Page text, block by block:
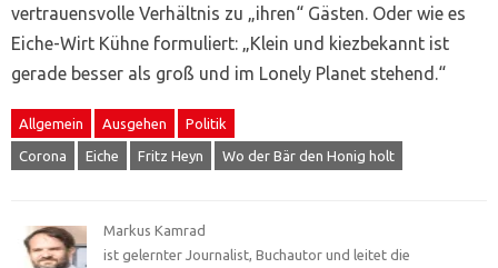
vertrauensvolle Verhältnis zu „ihren“ Gästen. Oder wie es
Eiche-Wirt Kühne formuliert: „Klein und kiezbekannt ist
gerade besser als groß und im Lonely Planet stehend.“
Allgemein Ausgehen Politik
Corona Eiche Fritz Heyn Wo der Bär den Honig holt
Markus Kamrad
ist gelernter Journalist, Buchautor und leitet die